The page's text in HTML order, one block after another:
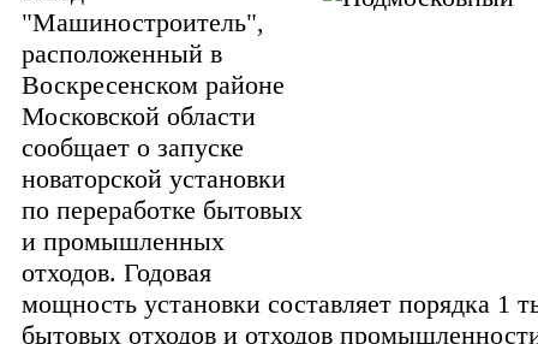
"Машиностроитель",
расположенный в
Воскресенском районе
Московской области
сообщает о запуске
новаторской установки
по переработке бытовых
и промышленных
отходов. Годовая
мощность установки составляет порядка 1
бытовых отходов и отходов